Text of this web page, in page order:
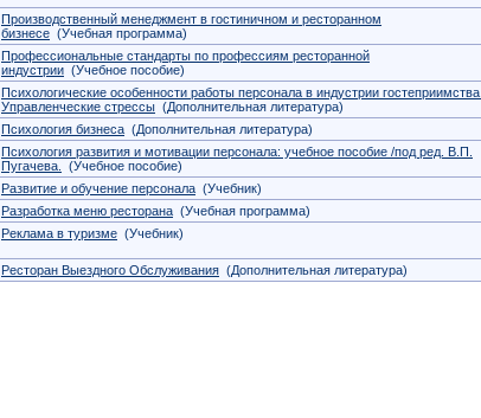
Производственный менеджмент в гостиничном и ресторанном
бизнесе (Учебная программа)
Профессиональные стандарты по профессиям ресторанной
индустрии (Учебное пособие)
Психологические особенности работы персонала в индустрии гостеприимства.
Управленческие стрессы (Дополнительная литература)
Психология бизнеса (Дополнительная литература)
Психология развития и мотивации персонала: учебное пособие /под ред. В.П.
Пугачева.
(Учебное пособие)
Развитие и обучение персонала (Учебник)
Разработка меню ресторана (Учебная программа)
Реклама в туризме (Учебник)
Ресторан Выездного Обслуживания (Дополнительная литература)